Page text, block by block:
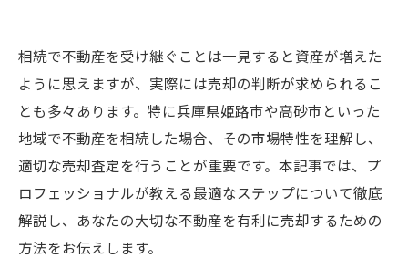
相続で不動産を受け継ぐことは一見すると資産が増えた
ように思えますが、実際には売却の判断が求められるこ
とも多々あります。特に兵庫県姫路市や高砂市といった
地域で不動産を相続した場合、その市場特性を理解し、
適切な売却査定を行うことが重要です。本記事では、プ
ロフェッショナルが教える最適なステップについて徹底
解説し、あなたの大切な不動産を有利に売却するための
方法をお伝えします。